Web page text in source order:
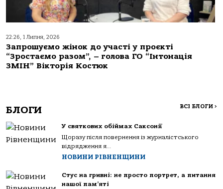
22:26, 1 Липня, 2026
Запрошуємо жінок до участі у проєкті
“Зростаємо разом”, – голова ГО “Інтонація
ЗМІН” Вікторія Костюк
БЛОГИ ВСІ БЛОГИ >
У святкових обіймах Саксонії
Щоразу після повернення із журналістського
відрядження я...
НОВИНИ РІВНЕНЩИНИ
Стус на гривні: не просто портрет, а питання
нашої пам’яті